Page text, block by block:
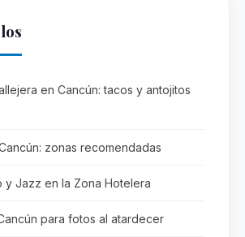
en Cancún: tacos y antojitos
zonas recomendadas
y Jazz en la Zona Hotelera
para fotos al atardecer